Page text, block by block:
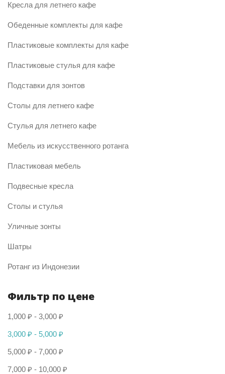
Кресла для летнего кафе
Обеденные комплекты для кафе
Пластиковые комплекты для кафе
Пластиковые стулья для кафе
Подставки для зонтов
Столы для летнего кафе
Стулья для летнего кафе
Мебель из искусственного ротанга
Пластиковая мебель
Подвесные кресла
Столы и стулья
Уличные зонты
Шатры
Ротанг из Индонезии
Фильтр по цене
1,000 ₽ - 3,000 ₽
3,000 ₽ - 5,000 ₽
5,000 ₽ - 7,000 ₽
7,000 ₽ - 10,000 ₽